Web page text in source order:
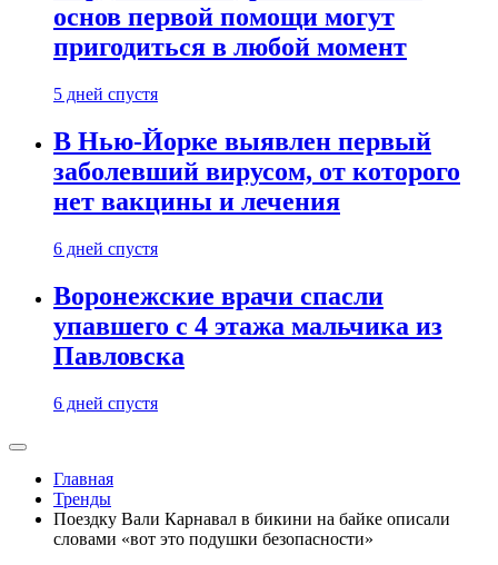
основ первой помощи могут
пригодиться в любой момент
5 дней спустя
В Нью-Йорке выявлен первый
заболевший вирусом, от которого
нет вакцины и лечения
6 дней спустя
Воронежские врачи спасли
упавшего с 4 этажа мальчика из
Павловска
6 дней спустя
Главная
Тренды
Поездку Вали Карнавал в бикини на байке описали
словами «вот это подушки безопасности»